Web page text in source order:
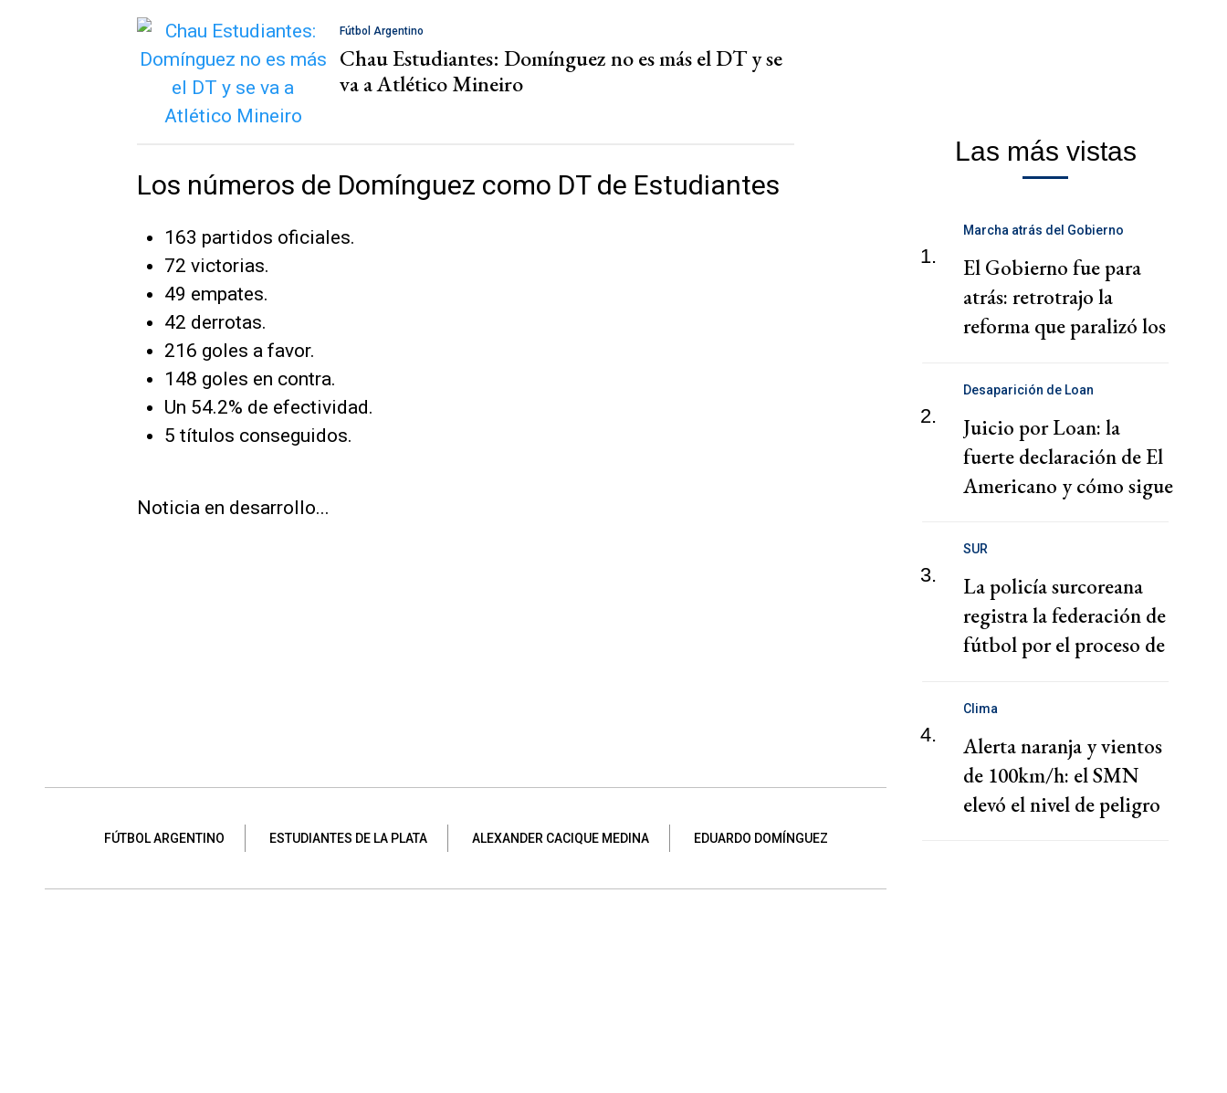
Fútbol Argentino
Chau Estudiantes: Domínguez no es más el DT y se
va a Atlético Mineiro
Los números de Domínguez como DT de Estudiantes
163 partidos oficiales.
72 victorias.
49 empates.
42 derrotas.
216 goles a favor.
148 goles en contra.
Un 54.2% de efectividad.
5 títulos conseguidos.
Noticia en desarrollo...
FÚTBOL ARGENTINO ESTUDIANTES DE LA PLATA ALEXANDER CACIQUE MEDINA EDUARDO DOMÍNGUEZ
Las más vistas
1.
Marcha atrás del Gobierno
El Gobierno fue para
atrás: retrotrajo la
reforma que paralizó los
2.
Desaparición de Loan
Juicio por Loan: la
fuerte declaración de El
Americano y cómo sigue
3.
SUR
La policía surcoreana
registra la federación de
fútbol por el proceso de
4.
Clima
Alerta naranja y vientos
de 100km/h: el SMN
elevó el nivel de peligro